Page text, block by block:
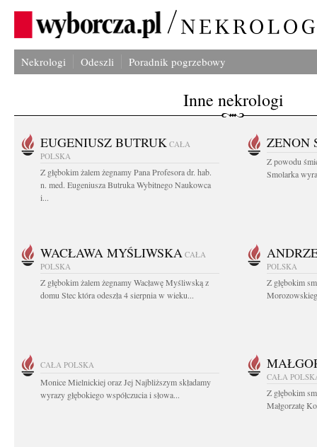
Nekrologi Odeszli Poradnik pogrzebowy
Inne nekrologi
EUGENIUSZ BUTRUK CAŁA
POLSKA
Z głębokim żalem żegnamy Pana Profesora dr. hab.
n. med. Eugeniusza Butruka Wybitnego Naukowca
i...
ZENON
Z powodu
Smolarka
WACŁAWA MYŚLIWSKA CAŁA
POLSKA
Z głębokim żalem żegnamy Wacławę Myśliwską z
domu Stec która odeszła 4 sierpnia w wieku...
POLSKA
Z głębokim
CAŁA POLSKA
Monice Mielnickiej oraz Jej Najbliższym składamy
wyrazy głębokiego współczucia i słowa...
CAŁA
Z głębokim
Małgorzatę